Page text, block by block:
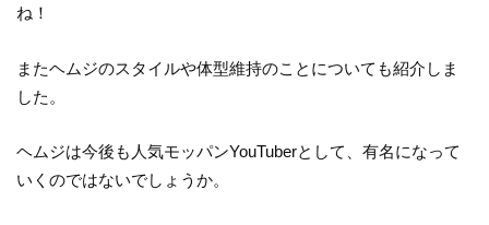
ね！
またヘムジのスタイルや体型維持のことについても紹介しま
した。
ヘムジは今後も人気モッパンYouTuberとして、有名になって
いくのではないでしょうか。